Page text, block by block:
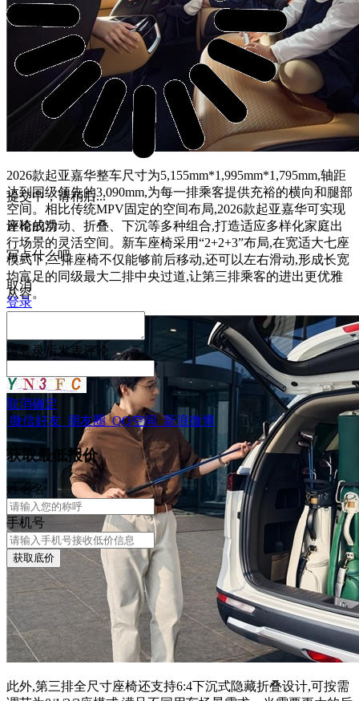
2026款起亚嘉华整车尺寸为5,155mm*1,995mm*1,795mm,轴距
达到同级领先的3,090mm,为每一排乘客提供充裕的横向和腿部
空间。相比传统MPV固定的空间布局,2026款起亚嘉华可实现
座椅的滑动、折叠、下沉等多种组合,打造适应多样化家庭出
行场景的灵活空间。新车座椅采用“2+2+3”布局,在宽适大七座
模式下,二排座椅不仅能够前后移动,还可以左右滑动,形成长宽
均富足的同级最大二排中央过道,让第三排乘客的进出更优雅
从容。
此外,第三排全尺寸座椅还支持6:4下沉式隐藏折叠设计,可按需
提交中，请稍后...
评论成功
写点什么吧
取消
登录
请登录 后发表评论
取消确定
微信好友 朋友圈 QQ空间 新浪微博
获取最低报价
姓名名
手机号
获取底价